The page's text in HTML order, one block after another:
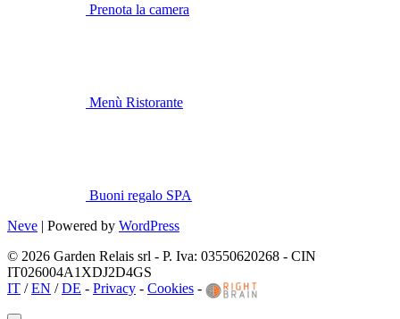
Prenota la camera
Menù Ristorante
Buoni regalo SPA
Neve | Powered by WordPress
© 2026 Garden Relais srl - P. Iva: 03550620268 - CIN
IT026004A1XDJ2D4GS
IT /EN /DE - Privacy - Cookies -